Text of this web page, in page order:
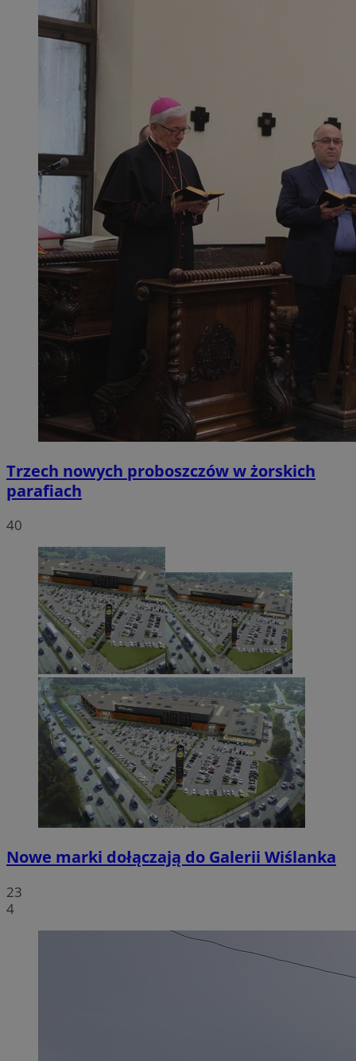
Trzech nowych proboszczów w żorskich
parafiach
40
Nowe marki dołączają do Galerii Wiślanka
23
4